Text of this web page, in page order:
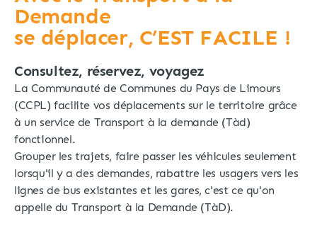
Demande
se déplacer, C’EST FACILE !
Consultez, réservez, voyagez
La Communauté de Communes du Pays de Limours
(CCPL) facilite vos déplacements sur le territoire grâce
à un service de Transport à la demande (Tàd)
fonctionnel.
Grouper les trajets, faire passer les véhicules seulement
lorsqu'il y a des demandes, rabattre les usagers vers les
lignes de bus existantes et les gares, c'est ce qu'on
appelle du Transport à la Demande (TàD).